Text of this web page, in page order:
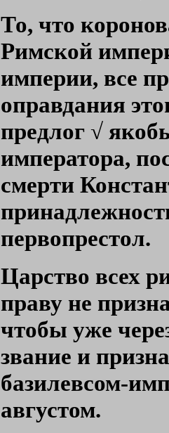
То, что
Римской
империи, все
оправдания
предлог √
императора,
смерти
первопрестол.
Царство всех
праву не
чтобы уже
звание и
базилевсом-
августом.